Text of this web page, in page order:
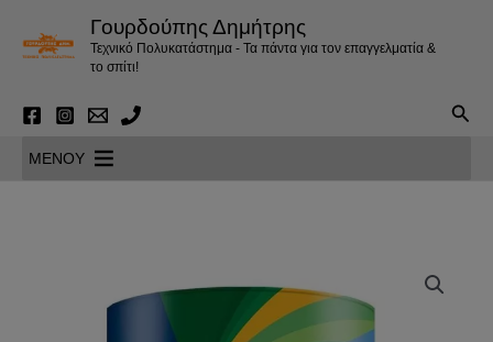
περιεχόμενο
Γουρδούπης Δημήτρης
Τεχνικό Πολυκατάστημα - Τα πάντα για τον επαγγελματία &
το σπίτι!
MENOY